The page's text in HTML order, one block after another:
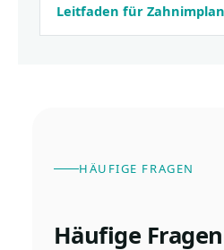
Leitfaden für
HÄUFIGE FRAGEN
Häufige